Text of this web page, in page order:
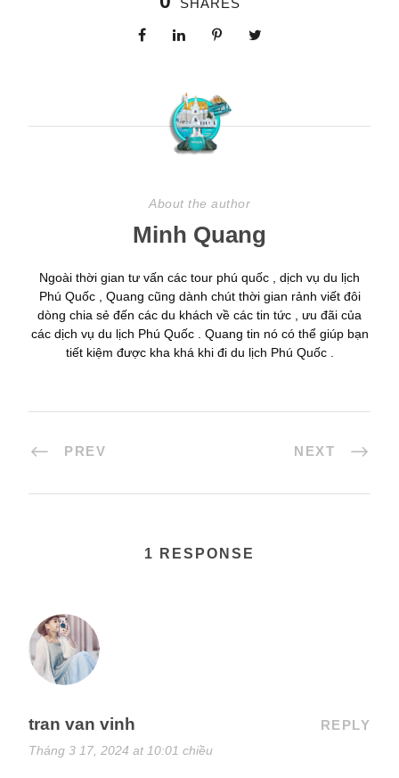
About the author
Minh Quang
Ngoài thời gian tư vấn các tour phú quốc , dịch vụ du lịch
Phú Quốc , Quang cũng dành chút thời gian rảnh viết đôi
dòng chia sẻ đến các du khách về các tin tức , ưu đãi của
các dịch vụ du lịch Phú Quốc . Quang tin nó có thể giúp bạn
tiết kiệm được kha khá khi đi du lịch Phú Quốc .
PREV NEXT
1 RESPONSE
tran van vinh
Tháng 3 17, 2024 at 10:01 chiều
REPLY